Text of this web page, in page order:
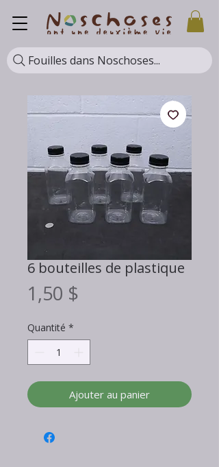
Fouilles dans Noschoses...
6 bouteilles de plastique
1,50 $
Quantité *
Ajouter au panier